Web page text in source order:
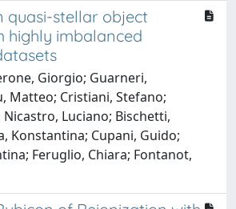
quasi-stellar object
highly imbalanced
Giorgio; Guarneri,
Matteo; Cristiani, Stefano;
Luciano; Bischetti,
Konstantina; Cupani, Guido;
Feruglio, Chiara; Fontanot,